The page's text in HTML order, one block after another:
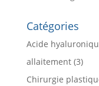
Catégories
Acide
allaitement(3)
Chirurgie